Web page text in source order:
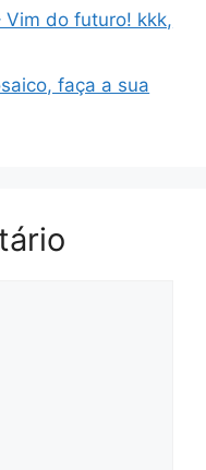
Vim do futuro! kkk,
faça a sua